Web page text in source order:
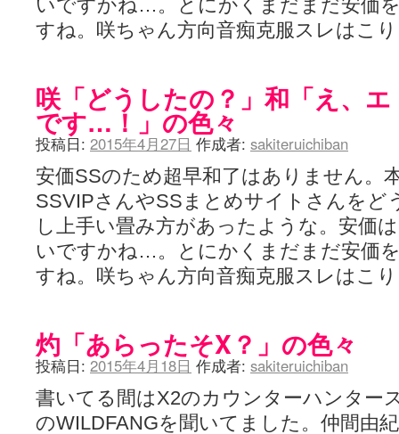
いですかね…。とにかくまだまだ安価
すね。咲ちゃん方向音痴克服スレはこ
咲「どうしたの？」和「え、
です…！」の色々
投稿日: 2015年4月27日 作成者: sakiteruichiban
安価SSのため超早和了はありません。
SSVIPさんやSSまとめサイトさんをど
し上手い畳み方があったような。安価
いですかね…。とにかくまだまだ安価
すね。咲ちゃん方向音痴克服スレはこ
灼「あらったそX？」の色々
投稿日: 2015年4月18日 作成者: sakiteruichiban
書いてる間はX2のカウンターハンター
のWILDFANGを聞いてました。仲間由